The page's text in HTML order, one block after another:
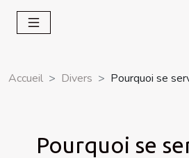
Accueil Divers Pourquoi se
Pourquoi se